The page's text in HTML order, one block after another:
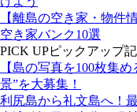
【離島の空き家・物件
空き家バンク10選
PICK UPピックアップ
【島の写真を100枚集
景”を大募集！
利尻島から礼文島へ！